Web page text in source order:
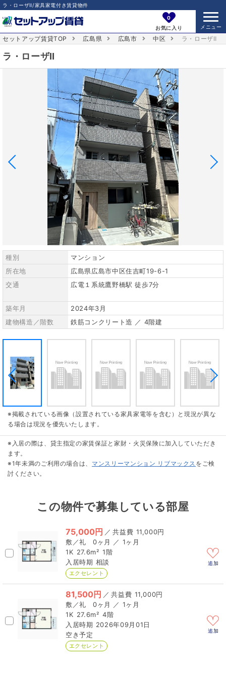
ラ・ローザⅡ/家具家電付き賃貸物件
0
お気に入り
セットアップ賃貸TOP 広島県 広島市 中区 ラ・ローザⅡ
ラ・ローザⅡ
種別
マンション
所在地
広島県広島市中区住吉町19-6-1
交通
広電１系統鷹野橋駅 徒歩7分
築年月
2024年3月
建物構造／階数
鉄筋コンクリート造 ／ 4階建
※掲載されている画像（設置されている家具家電等を含む）と現況が異な
る場合は現況を優先いたします。
※入居の際は、貸主指定の家賃保証と家財・火災保険に加入していただき
ます。
※1年未満のご利用の場合は、 マンスリーマンション リブマックス をご検
討ください。
この物件で募集している部屋
75,000円 ／
11,000円
0ヶ月 ／ 1ヶ月
1K 27.6m² 1階
相談
エクセレント
追加
81,500円 ／
11,000円
0ヶ月 ／ 1ヶ月
1K 27.6m² 4階
2026年09月01日
空き予定
エクセレント
追加